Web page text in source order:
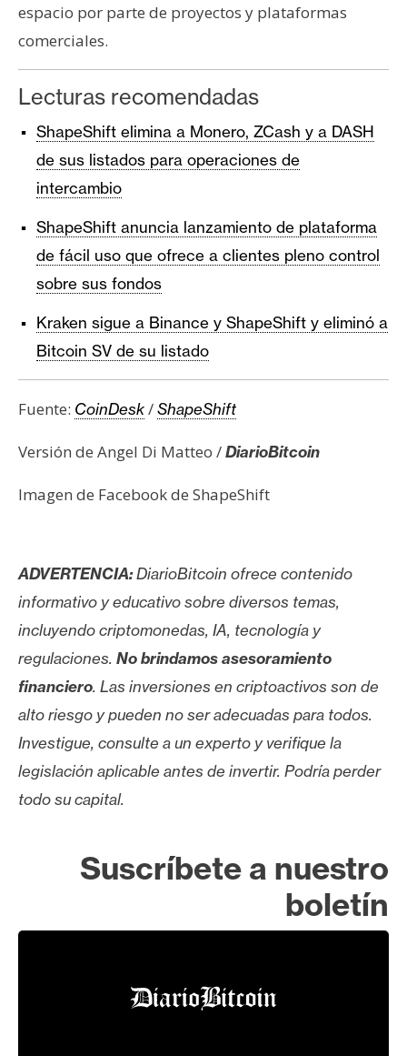
espacio por parte de proyectos y plataformas
comerciales.
Lecturas recomendadas
ShapeShift elimina a Monero, ZCash y a DASH
de sus listados para operaciones de
intercambio
ShapeShift anuncia lanzamiento de plataforma
de fácil uso que ofrece a clientes pleno control
sobre sus fondos
Kraken sigue a Binance y ShapeShift y eliminó a
Bitcoin SV de su listado
Fuente: CoinDesk/ShapeShift
Versión de Angel Di Matteo /DiarioBitcoin
Imagen de Facebook de ShapeShift
ADVERTENCIA:DiarioBitcoin ofrece contenido
informativo y educativo sobre diversos temas,
incluyendo criptomonedas, IA, tecnología y
regulaciones. No brindamos asesoramiento
financiero. Las inversiones en criptoactivos son de
alto riesgo y pueden no ser adecuadas para todos.
Investigue, consulte a un experto y verifique la
legislación aplicable antes de invertir. Podría perder
todo su capital.
Suscríbete a nuestro
boletín